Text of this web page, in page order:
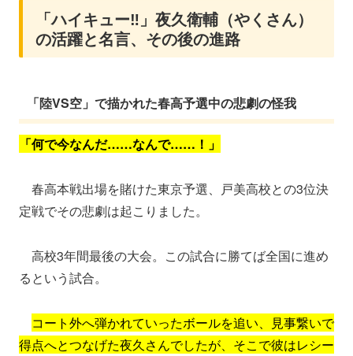
「ハイキュー‼」夜久衛輔（やくさん）
の活躍と名言、その後の進路
「陸VS空」で描かれた春高予選中の悲劇の怪我
「何で今なんだ……なんで……！」
春高本戦出場を賭けた東京予選、戸美高校との3位決
定戦でその悲劇は起こりました。
高校3年間最後の大会。この試合に勝てば全国に進め
るという試合。
コート外へ弾かれていったボールを追い、見事繋いで
得点へとつなげた夜久さんでしたが、そこで彼はレシー